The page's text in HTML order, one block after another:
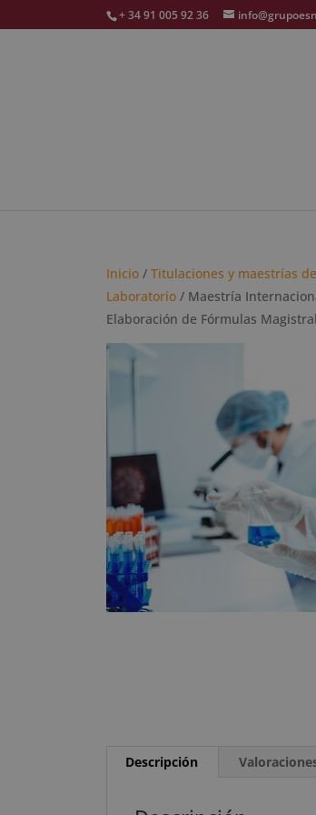
+ 34 91 005 92 36
Inicio / Titulaciones y maestrías
Laboratorio / Maestría
Elaboración de Fórmulas
Descripción